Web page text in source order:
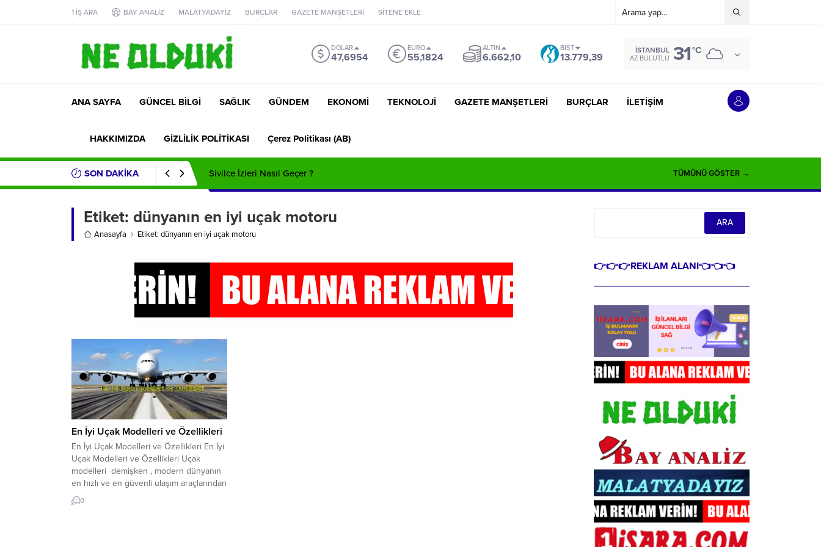
1 İŞ ARA BAY ANALİZ MALATYADAYİZ BURÇLAR GAZETE MANŞETLERİ SİTENE EKLE
DOLAR
47,6954
EURO
55,1824
ALTIN
6.662,10
BIST
13.779,39
İSTANBUL
AZ BULUTLU 31°C
ANA SAYFA GÜNCEL BİLGİ SAĞLIK GÜNDEM EKONOMİ TEKNOLOJİ GAZETE MANŞETLERİ BURÇLAR İLETİŞİM
HAKKIMIZDA GİZLİLİK POLİTİKASI Çerez Politikası (AB)
SON DAKİKA Sivilce İzleri Nasıl Geçer ? TÜMÜNÜ GÖSTER →
Etiket: dünyanın en iyi uçak motoru
Anasayfa Etiket: dünyanın en iyi uçak motoru
En İyi Uçak Modelleri ve Özellikleri
En İyi Uçak Modelleri ve Özellikleri En İyi
Uçak Modelleri ve Özellikleri Uçak
modelleri demişken , modern dünyanın
en hızlı ve en güvenli ulaşım araçlarından
biridir. Yıllar boyunca, uçak teknolojisi
gelişti ve pek çok farklı uçak modeli
0
👉👉👉REKLAM ALANI👈👈👈